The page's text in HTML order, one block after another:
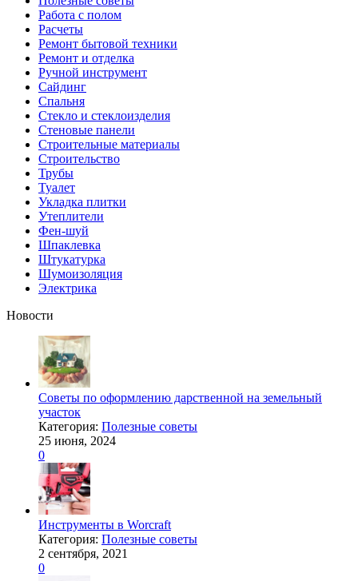
Работа с полом
Расчеты
Ремонт бытовой техники
Ремонт и отделка
Ручной инструмент
Сайдинг
Спальня
Стекло и стеклоизделия
Стеновые панели
Строительные материалы
Строительство
Трубы
Туалет
Укладка плитки
Утеплители
Фен-шуй
Шпаклевка
Штукатурка
Шумоизоляция
Электрика
Новости
Советы по оформлению дарственной на земельный
участок
Категория: Полезные советы
25 июня, 2024
0
Инструменты в Worcraft
Категория: Полезные советы
2 сентября, 2021
0